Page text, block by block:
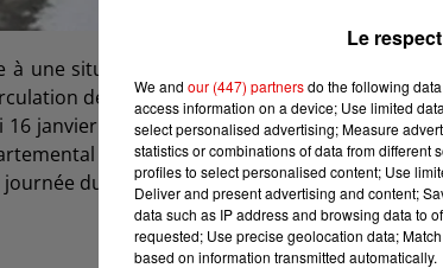
à une situation météo potentiellement
des poids lourds de plus de 7,5
janvier et jusqu’à 20H le mercredi 17
des Ardennes, la circulation des
du 17 janvier.
Le
We and our (447) partnersdo the following
access information on a device; Use limited
select personalised advertising; Measure
statistics or combinations of data from
profiles to select personalised content; Use
Deliver and present advertising and content;
data such as IP address and browsing data to
requested; Use precise geolocation data;
based on information transmitted automatically.